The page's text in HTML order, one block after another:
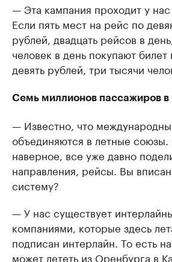
— Эта кампания проходит у
Если пять мест на рейс по
рублей, двадцать рейсов в
человек в день покупают
девять рублей, три тысячи
Семь миллионов пассажиров в
— Известно, что
объединяются в летные
наверное, все уже давно
направления, рейсы. Вы
систему?
— У нас существует
компаниями, которые здесь
подписан интерлайн. То есть
может лететь из Оренбурга в